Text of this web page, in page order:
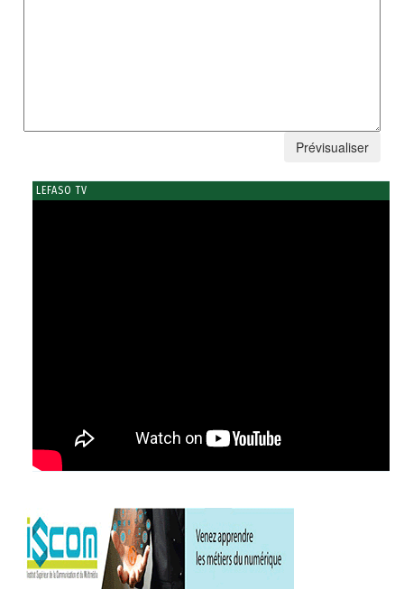
LEFASO TV